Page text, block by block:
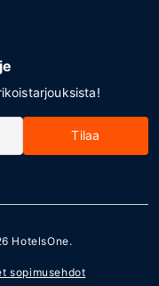
Tilaa
HotelsOne.
sopimusehdot